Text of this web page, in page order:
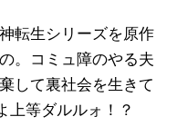
転生シリーズを原作
。コミュ障のやる夫
して裏社会を生きて
上等ダルルォ！？